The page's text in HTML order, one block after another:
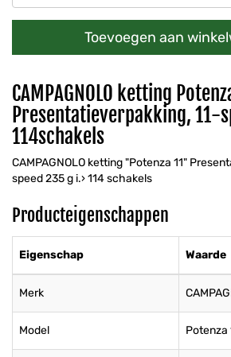
Toevoegen aan
CAMPAGNOLO ketting
Presentatieverpakking, 11-
114schakels
CAMPAGNOLO ketting "Potenza 11"
speed 235 g i.› 114 schakels
Producteigenschappen
Eigenschap Waarde
Merk
Model Potenza